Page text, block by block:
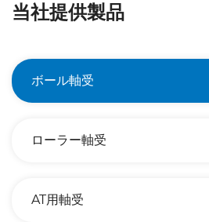
当社提供製品
ボール軸受
ローラー軸受
AT用軸受